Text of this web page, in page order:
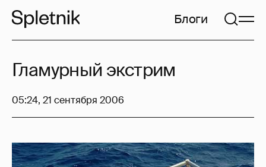
Блоги
Гламурный экстрим
05:24, 21 сентября 2006